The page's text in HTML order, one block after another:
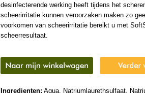
desinfecterende werking heeft tijdens het
scheerirritatie kunnen veroorzaken maken zo
voorkomen van scheerirritatie bereikt u met
scheerresultaat.
Ingredienten: Aqua, Natriumlaurethsulfaat,